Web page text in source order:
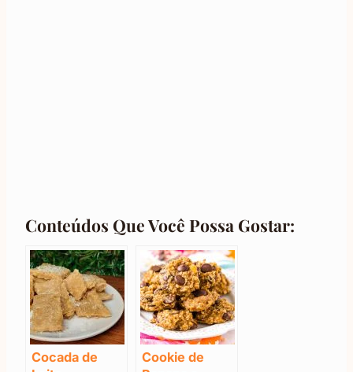
Conteúdos Que Você Possa Gostar:
Cocada de
Cookie de